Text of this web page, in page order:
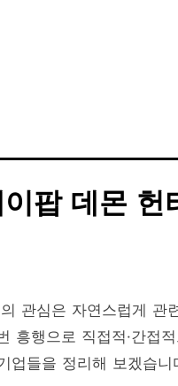
이팝 데몬 헌
관심은 자연스럽게 관
흥행으로 직접적·간접
업들을 정리해 보겠습니